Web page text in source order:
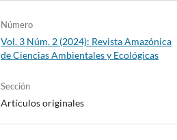
Número
Vol. 3 Núm. 2 (2024): Revista Amazónica
de Ciencias Ambientales y Ecológicas
Sección
Artículos originales